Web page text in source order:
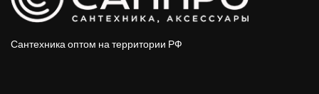
Сантехника оптом на территории РФ